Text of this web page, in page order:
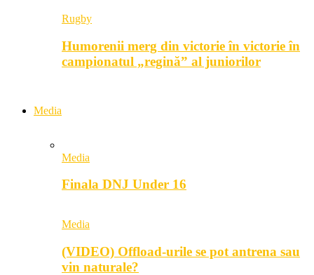
Rugby
Humorenii merg din victorie în victorie în
campionatul „regină” al juniorilor
Media
Media
Finala DNJ Under 16
Media
(VIDEO) Offload-urile se pot antrena sau
vin naturale?